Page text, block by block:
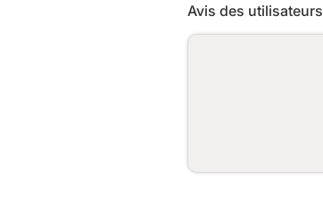
Avis des utilisateurs